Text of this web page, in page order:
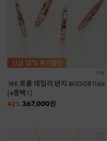
구매 1
18K 프롬 데일리 반지 BFJGGR1166
[4종택1]
42% 367,000원